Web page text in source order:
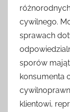
cywilnego.
sprawach
sporów
konsumenta
klientowi,